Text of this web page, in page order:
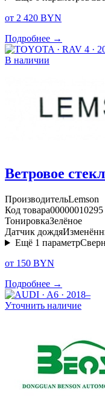
от 2 420 BYN
Подробнее →
В наличии
Ветровое
ПроизводительLemson
Код товара00000010295
ТонировкаЗелёное
Датчик дождя
Ещё 1 параметр
от 150 BYN
Подробнее →
Уточнить наличие